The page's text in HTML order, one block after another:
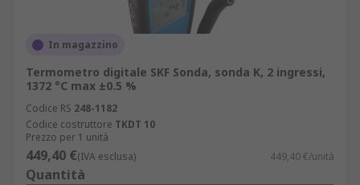
In magazzino
Termometro digitale SKF Sonda, sonda K, 2 ingressi,
1372 °C max ±0.5 %
Codice RS 248-1182
Codice costruttore TKDT 10
Prezzo per 1 unità
449,40 €(IVA esclusa) 449,40 €/unità
Quantità